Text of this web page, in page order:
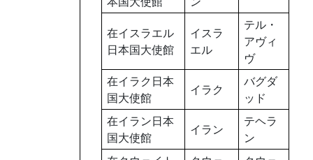
在イスラエル
日本国大使館
イスラ
エル
テル・
アヴィ
ヴ
在イラク日本
国大使館
イラク
バグダ
ッド
在イラン日本
国大使館
イラン
テヘラ
ン